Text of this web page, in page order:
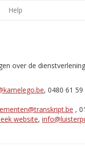
Help
over de
, 0480 61
,
website,